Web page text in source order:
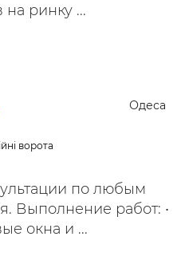
на ринку ...
Одеса
ворота
по любым
Выполнение работ: •
окна и ...